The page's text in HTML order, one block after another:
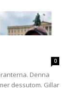
0
Denna
dessutom. Gillar